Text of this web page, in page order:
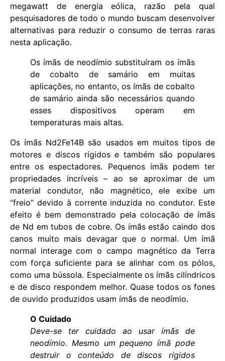
megawatt de energia eólica, razão pela qual
pesquisadores de todo o mundo buscam desenvolver
alternativas para reduzir o consumo de terras raras
nesta aplicação.
Os ímãs de neodímio substituíram os ímãs
de cobalto de samário em muitas
aplicações, no entanto, os ímãs de cobalto
de samário ainda são necessários quando
esses dispositivos operam em
temperaturas mais altas.
Os ímãs Nd2Fe14B são usados ​​em muitos tipos de
motores e discos rígidos e também são populares
entre os espectadores. Pequenos ímãs podem ter
propriedades incríveis – ao se aproximar de um
material condutor, não magnético, ele exibe um
“freio” devido à corrente induzida no condutor. Este
efeito é bem demonstrado pela colocação de ímãs
de Nd em tubos de cobre. Os ímãs estão caindo dos
canos muito mais devagar que o normal. Um ímã
normal interage com o campo magnético da Terra
com força suficiente para se alinhar com os pólos,
como uma bússola. Especialmente os ímãs cilíndricos
e de disco respondem melhor. Quase todos os fones
de ouvido produzidos usam ímãs de neodímio.
O Cuidado
Deve-se ter cuidado ao usar ímãs de
neodímio. Mesmo um pequeno ímã pode
destruir o conteúdo de discos rígidos